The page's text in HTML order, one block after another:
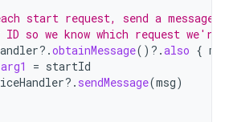
start request, send a
so we know which request
?.obtainMessage() ?.also {
arg1 = startId
?. sendMessage(msg)